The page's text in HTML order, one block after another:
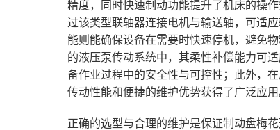
精度，同时快速制动功能提升了机床的操
过该类型联轴器连接电机与输送轴，可适
能则能确保设备在需要时快速停机，避免
的液压泵传动系统中，其柔性补偿能力可
备作业过程中的安全性与可控性；此外，
传动性能和便捷的维护优势获得了广泛应用
正确的选型与合理的维护是保证制动盘梅